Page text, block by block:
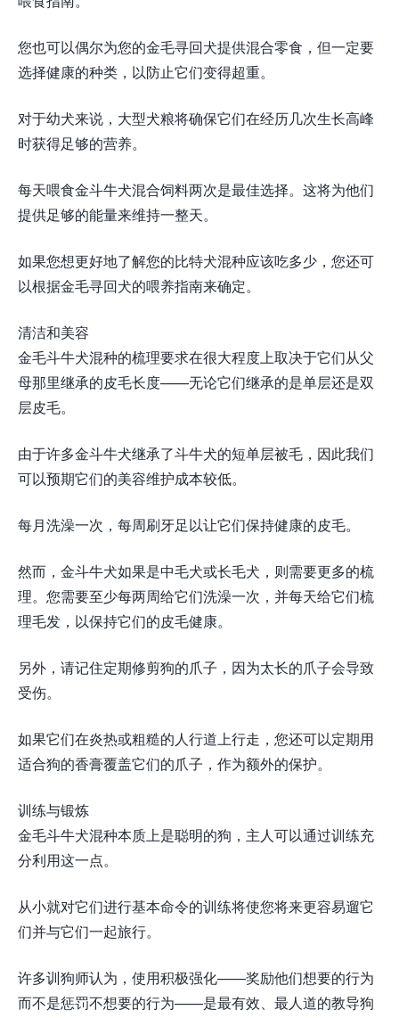
您也可以偶尔为您的金毛寻回犬提供混合零食，但一定要
选择健康的种类，以防止它们变得超重。
对于幼犬来说，大型犬粮将确保它们在经历几次生长高峰
时获得足够的营养。
每天喂食金斗牛犬混合饲料两次是最佳选择。这将为他们
提供足够的能量来维持一整天。
如果您想更好地了解您的比特犬混种应该吃多少，您还可
以根据金毛寻回犬的喂养指南来确定。
清洁和美容
金毛斗牛犬混种的梳理要求在很大程度上取决于它们从父
母那里继承的皮毛长度——无论它们继承的是单层还是双
层皮毛。
由于许多金斗牛犬继承了斗牛犬的短单层被毛，因此我们
可以预期它们的美容维护成本较低。
每月洗澡一次，每周刷牙足以让它们保持健康的皮毛。
然而，金斗牛犬如果是中毛犬或长毛犬，则需要更多的梳
理。您需要至少每两周给它们洗澡一次，并每天给它们梳
理毛发，以保持它们的皮毛健康。
另外，请记住定期修剪狗的爪子，因为太长的爪子会导致
受伤。
如果它们在炎热或粗糙的人行道上行走，您还可以定期用
适合狗的香膏覆盖它们的爪子，作为额外的保护。
训练与锻炼
金毛斗牛犬混种本质上是聪明的狗，主人可以通过训练充
分利用这一点。
从小就对它们进行基本命令的训练将使您将来更容易遛它
们并与它们一起旅行。
许多训狗师认为，使用积极强化——奖励他们想要的行为
而不是惩罚不想要的行为——是最有效、最人道的教导狗